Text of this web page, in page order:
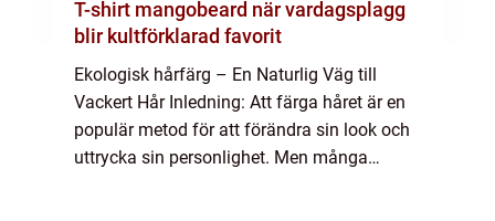
T-shirt mangobeard när vardagsplagg
blir kultförklarad favorit
Ekologisk hårfärg – En Naturlig Väg till
Vackert Hår Inledning: Att färga håret är en
populär metod för att förändra sin look och
uttrycka sin personlighet. Men många